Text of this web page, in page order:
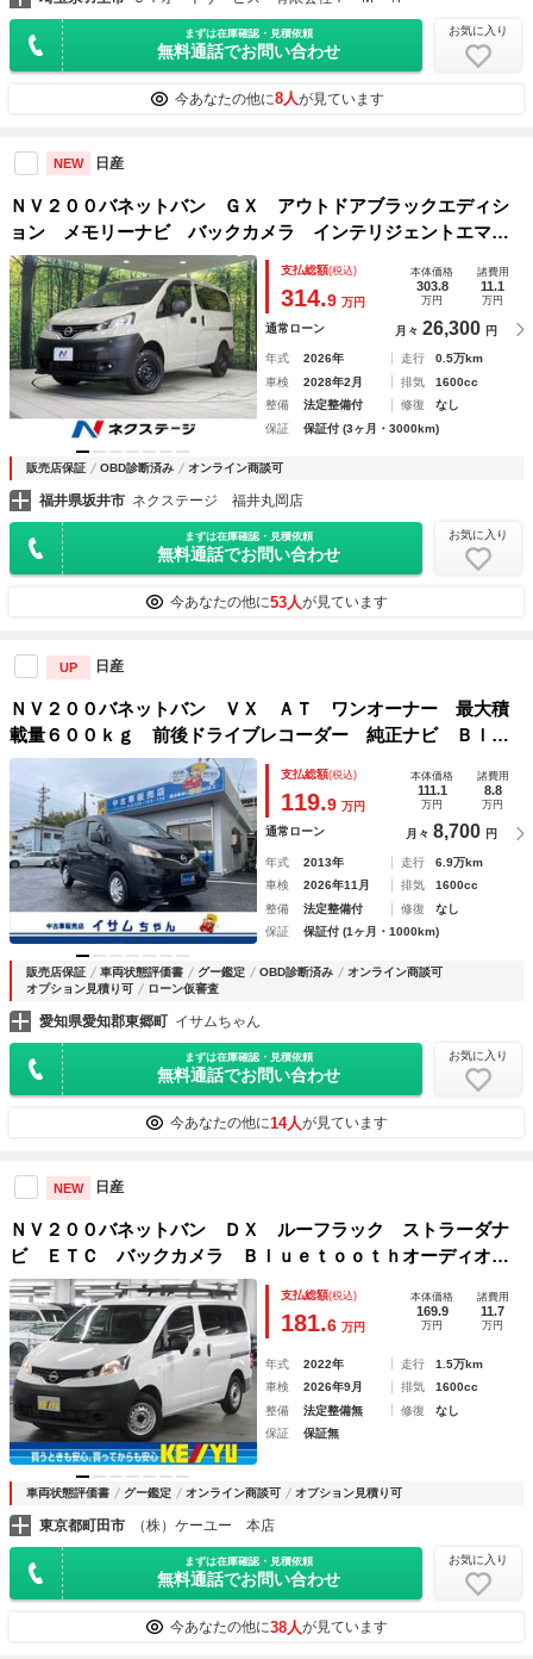
まずは在庫確認・見積依頼
無料通話でお問い合わせ
お気に入り
今あなたの他に8人が見ています
NEW 日産
ＮＶ２００バネットバン ＧＸ アウトドアブラックエディシ
ョン メモリーナビ バックカメラ インテリジェントエマー
ジェンシーブレーキ コーナーセンサー ＥＴＣ 運転席シー
トヒーター ＣＤ／ＤＶＤ／フルセグ Ｂｌｕｅｔｏｏｔｈ
ハイビームアシスト ダイアル式エアコン
支払総額(税込)
314.9 万円
本体価格
303.8
万円
諸費用
11.1
万円
通常ローン 月々 26,300 円
年式 2026年 走行
0.5万km
車検
2028年2月 排気
1600cc
整備
法定整備付 修復
なし
保証
保証付 (3ヶ月・3000km)
販売店保証 OBD診断済み オンライン商談可
福井県坂井市 ネクステージ 福井丸岡店
まずは在庫確認・見積依頼
無料通話でお問い合わせ
お気に入り
今あなたの他に53人が見ています
UP 日産
ＮＶ２００バネットバン ＶＸ ＡＴ ワンオーナー 最大積
載量６００ｋｇ 前後ドライブレコーダー 純正ナビ Ｂｌｕ
ｅｔｏｏｔｈオーディオ フルセグＴＶ ＤＶＤ再生 バック
カメラ ＥＴＣ キーレスエントリー
支払総額(税込)
119.9 万円
本体価格
111.1
万円
諸費用
8.8
万円
通常ローン 月々 8,700 円
年式 2013年 走行
6.9万km
車検
2026年11月 排気
1600cc
整備
法定整備付 修復
なし
保証
保証付 (1ヶ月・1000km)
販売店保証 車両状態評価書 グー鑑定 OBD診断済み
オンライン商談可
オプション見積り可
ローン仮審査
愛知県愛知郡東郷町 イサムちゃん
まずは在庫確認・見積依頼
無料通話でお問い合わせ
お気に入り
今あなたの他に14人が見ています
NEW 日産
ＮＶ２００バネットバン ＤＸ ルーフラック ストラーダナ
ビ ＥＴＣ バックカメラ Ｂｌｕｅｔｏｏｔｈオーディオ
ＴＶ ＣＤ 前席パワーウインドウ 両側スライドドア 電動
格納ドアミラー オートライト キーレスエントリー 取扱説
明書有
支払総額(税込)
181.6 万円
本体価格
169.9
万円
諸費用
11.7
万円
年式 2022年 走行
1.5万km
車検
2026年9月 排気
1600cc
整備
法定整備無 修復
なし
保証
保証無
車両状態評価書 グー鑑定 オンライン商談可 オプション見積り可
東京都町田市 （株）ケーユー 本店
まずは在庫確認・見積依頼
無料通話でお問い合わせ
お気に入り
今あなたの他に38人が見ています